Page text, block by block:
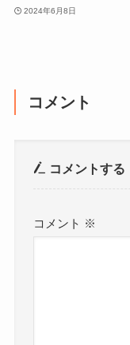
2024年6月8日
コメント
コメントする
コメント ※